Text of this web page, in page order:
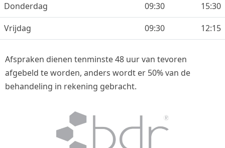
Donderdag
09:30
15:30
Vrijdag
09:30 12:15
Afspraken dienen tenminste 48 uur van tevoren
afgebeld te worden, anders wordt er 50% van de
behandeling in rekening gebracht.